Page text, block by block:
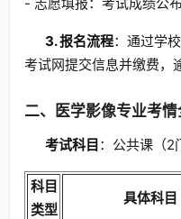
3. 报名流程：通过学
考试网提交信息并缴费，
二、医学影像专业考
考试科目 ：公共课（2
科目
类型
具体科目